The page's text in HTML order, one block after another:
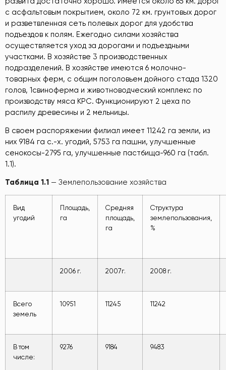
с асфальтовым покрытием, около 72 км. грунтовых дорог
и разветвленная сеть полевых дорог для удобства
подъездов к полям. Ежегодно силами хозяйства
осуществляется уход за дорогами и подъездными
участками. В хозяйстве 3 производственных
подразделений. В хозяйстве имеются 6 молочно-
товарных ферм, с общим поголовьем дойного стада 1320
голов, 1свиноферма и животноводческий комплекс по
производству мяса КРС. Функционируют 2 цеха по
распилу древесины и 2 мельницы.
В своем распоряжении филиал имеет 11242 га земли, из
них 9184 га с.-х. угодий, 5753 га пашни, улучшенные
сенокосы-2795 га, улучшенные пастбища-960 га (табл.
1.1).
Таблица 1.1 — Землепользование хозяйства
Вид
угодий
Площадь,
га
Средняя
площадь,
га
Структура
землепользования,
%
2006 г. 2007г. 2008 г.
Всего
земель
10951 11245 11242
В том
числе:
9276 9184 9483